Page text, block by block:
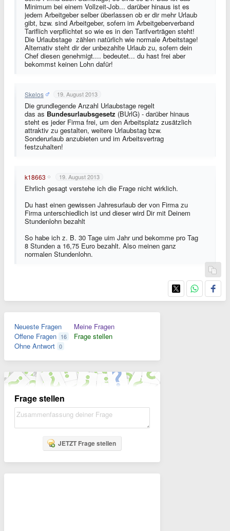
Minimum bei einem Vollzeit-Job... darüber hinaus ist es
jedem Arbeitgeber selber überlassen ob er dir mehr Urlaub
gibt, bzw. sind Arbeitgeber, sofern im Arbeitgeberverband
Tariflich verpflichtet so wie es in den Tarifverträgen steht!
Die Urlaubstage zählen natürlich wie normale Arbeitstage!
Alternativ steht dir der unbezahlte Urlaub zu, sofern dein
Chef diesen genehmigt.... bedeutet... du hast frei aber
bekommst keinen Lohn dafür!
Skelos 19. August 2013
Die grundlegende Anzahl Urlaubstage regelt
das as Bundesurlaubsgesetz (BUrlG) - darüber hinaus
steht es jeder Firma frei, um den Arbeitsplatz zusätzlich
attraktiv zu gestalten, weitere Urlaubstag bzw.
Sonderurlaub anzubieten und im Arbeitsvertrag
festzuhalten!
k18663 19. August 2013
Ehrlich gesagt verstehe ich die Frage nicht wirklich.
Du hast einen gewissen Jahresurlaub der von Firma zu
Firma unterschiedlich ist und dieser wird Dir mit Deinem
Stundenlohn bezahlt
So habe ich z. B. 30 Tage uim Jahr und bekomme pro Tag
8 Stunden a 16,75 Euro bezahlt. Also meinen ganz
normalen Stundenlohn.
Neueste Fragen
Offene Fragen 16
Ohne Antwort 0
Meine Fragen
Frage stellen
Frage stellen
JETZT Frage stellen